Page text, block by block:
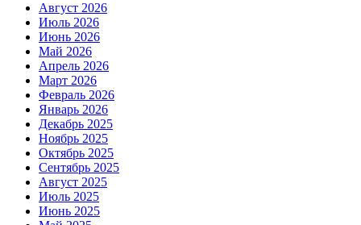
Август 2026
Июль 2026
Июнь 2026
Май 2026
Апрель 2026
Март 2026
Февраль 2026
Январь 2026
Декабрь 2025
Ноябрь 2025
Октябрь 2025
Сентябрь 2025
Август 2025
Июль 2025
Июнь 2025